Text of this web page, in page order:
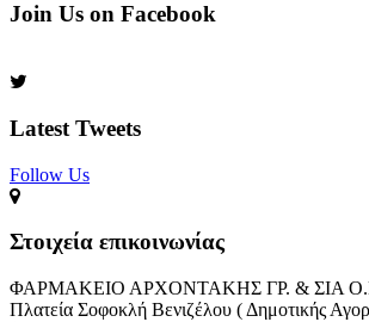
Join Us on Facebook
Latest Tweets
Follow Us​
Στοιχεία επικοινωνίας
ΦΑΡΜΑΚΕΙΟ ΑΡΧΟΝΤΑΚΗΣ ΓΡ. & ΣΙΑ
Πλατεία Σοφοκλή Βενιζέλου ( Δημοτικής